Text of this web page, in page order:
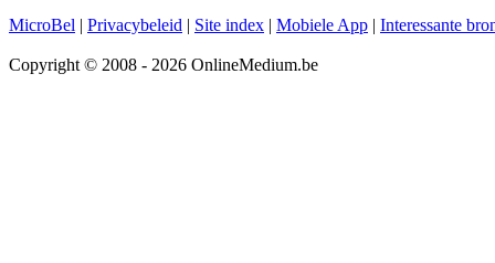
MicroBel | Privacybeleid | Site index | Mobiele App | Interessante
Copyright © 2008 - 2026 OnlineMedium.be